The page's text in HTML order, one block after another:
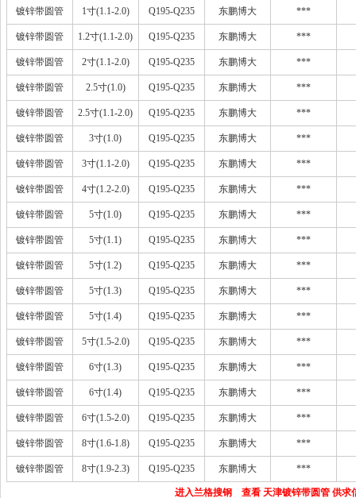
镀锌带圆管 1寸(1.1-2.0) Q195-Q235 东鹏博大 ***
镀锌带圆管 1.2寸(1.1-2.0) Q195-Q235 东鹏博大 ***
镀锌带圆管 2寸(1.1-2.0) Q195-Q235 东鹏博大 ***
镀锌带圆管 2.5寸(1.0) Q195-Q235 东鹏博大 ***
镀锌带圆管 2.5寸(1.1-2.0) Q195-Q235 东鹏博大 ***
镀锌带圆管 3寸(1.0) Q195-Q235 东鹏博大 ***
镀锌带圆管 3寸(1.1-2.0) Q195-Q235 东鹏博大 ***
镀锌带圆管 4寸(1.2-2.0) Q195-Q235 东鹏博大 ***
镀锌带圆管 5寸(1.0) Q195-Q235 东鹏博大 ***
镀锌带圆管 5寸(1.1) Q195-Q235 东鹏博大 ***
镀锌带圆管 5寸(1.2) Q195-Q235 东鹏博大 ***
镀锌带圆管 5寸(1.3) Q195-Q235 东鹏博大 ***
镀锌带圆管 5寸(1.4) Q195-Q235 东鹏博大 ***
镀锌带圆管 5寸(1.5-2.0) Q195-Q235 东鹏博大 ***
镀锌带圆管 6寸(1.3) Q195-Q235 东鹏博大 ***
镀锌带圆管 6寸(1.4) Q195-Q235 东鹏博大 ***
镀锌带圆管 6寸(1.5-2.0) Q195-Q235 东鹏博大 ***
镀锌带圆管 8寸(1.6-1.8) Q195-Q235 东鹏博大 ***
镀锌带圆管 8寸(1.9-2.3) Q195-Q235 东鹏博大 ***
进入兰格搜钢 查看 天津镀锌带圆管 供求